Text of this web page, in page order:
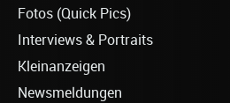
Fotos (Quick Pics)
Interviews & Portraits
Kleinanzeigen
Newsmeldungen